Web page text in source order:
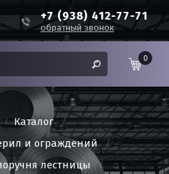
+7 (938) 412-77-71
обратный звонок
0
Каталог
и ограждений
лестницы